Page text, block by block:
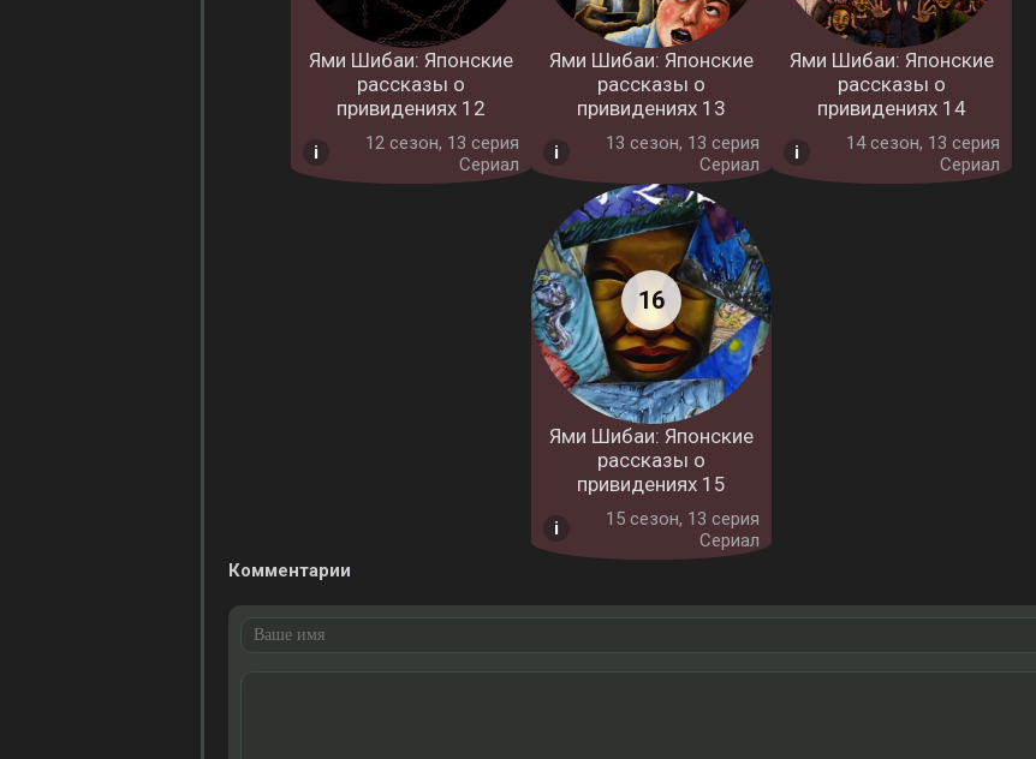
Ями Шибаи: Японские
рассказы о
привидениях 12
12 cезон, 13 серия
Сериал
Ями Шибаи: Японские
рассказы о
привидениях 13
13 cезон, 13 серия
Сериал
Ями Шибаи: Японские
рассказы о
привидениях 14
14 cезон, 13 серия
Сериал
Ями Шибаи: Японские
рассказы о
привидениях 15
15 cезон, 13 серия
Сериал
Комментарии